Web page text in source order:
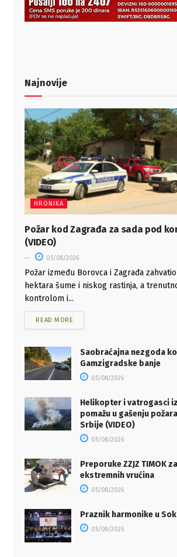
Najnovije
HRONIKA
Požar kod Zagrađa za sada pod
(VIDEO)
05/08/2026
Požar između Borovca i Zagrađa
hektara šume i niskog rastinja, a
kontrolom i...
READ MORE
Saobraćajna nezgoda
Gamzigradske banje
05/08/2026
Helikopter i vatrogasci
pomažu u gašenju
Srbije (VIDEO)
05/08/2026
Preporuke ZZJZ TIMOK
ekstremnih vrućina
05/08/2026
Praznik harmonike u
05/08/2026